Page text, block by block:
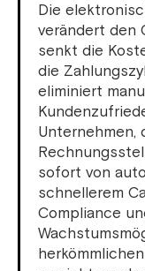
Die
verändert den
senkt die
die
eliminiert
Unternehmen,
sofort von
schnellerem
Compliance